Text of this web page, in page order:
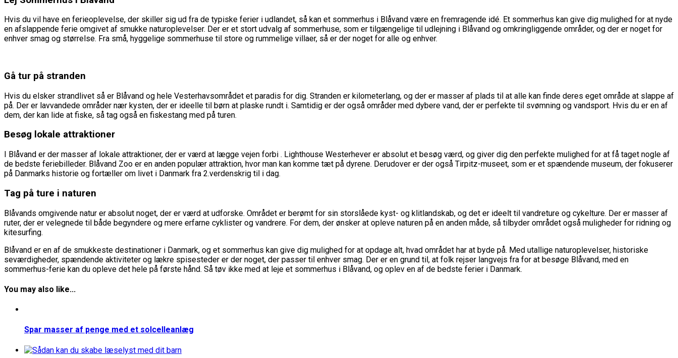
Hvis du vil have en ferieoplevelse, der skiller sig ud fra de typiske ferier i udlandet, så kan et sommerhus i Blåvand være en fremragende idé. Et sommerhus kan give dig mulighed for at nyde
en afslappende ferie omgivet af smukke naturoplevelser. Der er et stort udvalg af sommerhuse, som er tilgængelige til udlejning i Blåvand og omkringliggende områder, og der er noget for
enhver smag og størrelse. Fra små, hyggelige sommerhuse til store og rummelige villaer, så er der noget for alle og enhver.
Gå tur på stranden
Hvis du elsker strandlivet så er Blåvand og hele Vesterhavsområdet et paradis for dig. Stranden er kilometerlang, og der er masser af plads til at alle kan finde deres eget område at slappe af
på. Der er lavvandede områder nær kysten, der er ideelle til børn at plaske rundt i. Samtidig er der også områder med dybere vand, der er perfekte til svømning og vandsport. Hvis du er en af
dem, der kan lide at fiske, så tag også en fiskestang med på turen.
Besøg lokale attraktioner
I Blåvand er der masser af lokale attraktioner, der er værd at lægge vejen forbi . Lighthouse Westerhever er absolut et besøg værd, og giver dig den perfekte mulighed for at få taget nogle af
de bedste feriebilleder. Blåvand Zoo er en anden populær attraktion, hvor man kan komme tæt på dyrene. Derudover er der også Tirpitz-museet, som er et spændende museum, der fokuserer
på Danmarks historie og fortæller om livet i Danmark fra 2.verdenskrig til i dag.
Tag på ture i naturen
Blåvands omgivende natur er absolut noget, der er værd at udforske. Området er berømt for sin storslåede kyst- og klitlandskab, og det er ideelt til vandreture og cykelture. Der er masser af
ruter, der er velegnede til både begyndere og mere erfarne cyklister og vandrere. For dem, der ønsker at opleve naturen på en anden måde, så tilbyder området også muligheder for ridning og
kitesurfing.
Blåvand er en af de smukkeste destinationer i Danmark, og et sommerhus kan give dig mulighed for at opdage alt, hvad området har at byde på. Med utallige naturoplevelser, historiske
seværdigheder, spændende aktiviteter og lækre spisesteder er der noget, der passer til enhver smag. Der er en grund til, at folk rejser langvejs fra for at besøge Blåvand, med en
sommerhus-ferie kan du opleve det hele på første hånd. Så tøv ikke med at leje et sommerhus i Blåvand, og oplev en af de bedste ferier i Danmark.
You may also like...
Spar masser af penge med et solcelleanlæg